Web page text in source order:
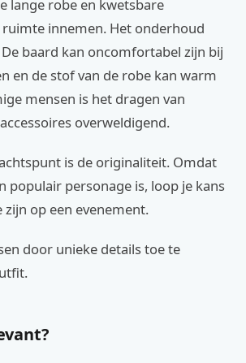
lange robe en kwetsbare
ruimte innemen. Het onderhoud
baard kan oncomfortabel zijn bij
en de stof van de robe kan warm
mensen is het dragen van
overweldigend.
is de originaliteit. Omdat
populair personage is, loop je kans
op een evenement.
door unieke details toe te